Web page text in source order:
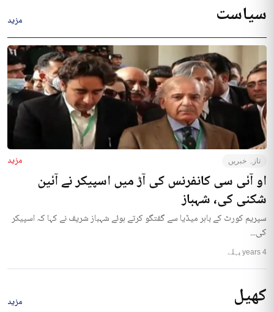
سیاست مزید
تازہ خبریں مزید
او آئی سی کانفرنس کی آڑ میں اسپیکر نے آئین
شکنی کی، شہباز
سپریم کورٹ کے باہر میڈیا سے گفتگو کرتے ہوئے شہباز شریف نے کہا کہ اسپیکر
کی...
4 years پہلے
کھیل مزید